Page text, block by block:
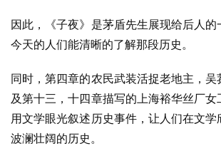
因此，《子夜》是茅盾先生展现给后人
今天的人们能清晰的了解那段历史。
同时，第四章的农民武装活捉老地主，
及第十三，十四章描写的上海裕华丝厂
用文学眼光叙述历史事件，让人们在文
波澜壮阔的历史。